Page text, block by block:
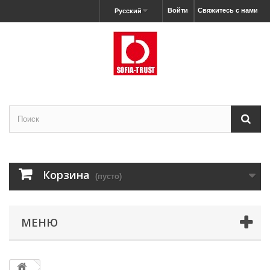
Свяжитесь с нами
Войти
Русский
Корзина (пусто)
МЕНЮ